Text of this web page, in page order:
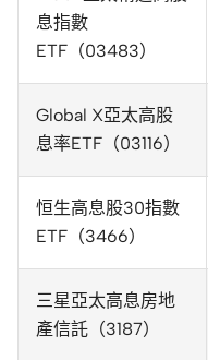
息指數
ETF（03483）
Global X亞太高股
息率ETF（03116）
恒生高息股30指數
ETF（3466）
三星亞太高息房地
產信託（3187）